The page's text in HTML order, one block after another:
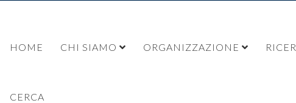
HOME CHI SIAMO ORGANIZZAZIONE
CERCA